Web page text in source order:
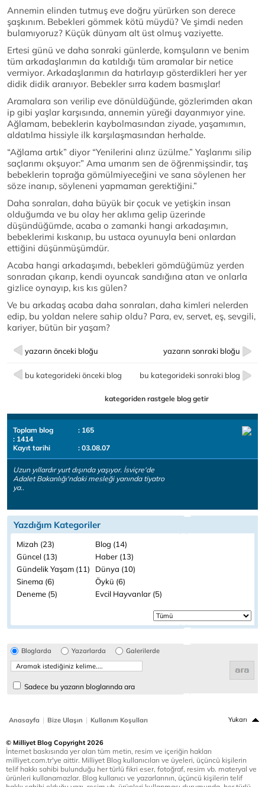
Annemin elinden tutmuş eve doğru yürürken son derece
şaşkınım. Bebekleri gömmek kötü müydü? Ve şimdi neden
bulamıyoruz? Küçük dünyam alt üst olmuş vaziyette.
Ertesi günü ve daha sonraki günlerde, komşuların ve benim
tüm arkadaşlarımın da katıldığı tüm aramalar bir netice
vermiyor. Arkadaşlarımın da hatırlayıp gösterdikleri her yer
didik didik aranıyor. Bebekler sırra kadem basmışlar!
Aramalara son verilip eve dönüldüğünde, gözlerimden akan
ip gibi yaşlar karşısında, annemin yüreği dayanmıyor yine.
Ağlamam, bebeklerin kaybolmasından ziyade, yaşamımın,
aldatılma hissiyle ilk karşılaşmasından herhalde.
“Ağlama artık” diyor “Yenilerini alırız üzülme.” Yaşlarımı silip
saçlarımı okşuyor:” Ama umarım sen de öğrenmişsindir, taş
bebeklerin toprağa gömülmiyeceğini ve sana söylenen her
söze inanıp, söyleneni yapmaman gerektiğini.”
Daha sonraları, daha büyük bir çocuk ve yetişkin insan
olduğumda ve bu olay her aklıma gelip üzerinde
düşündüğümde, acaba o zamanki hangi arkadaşımın,
bebeklerimi kıskanıp, bu ustaca oyunuyla beni onlardan
ettiğini düşünmüşümdür.
Acaba hangi arkadaşımdı, bebekleri gömdüğümüz yerden
sonradan çıkarıp, kendi oyuncak sandığına atan ve onlarla
gizlice oynayıp, kıs kıs gülen?
Ve bu arkadaş acaba daha sonraları, daha kimleri nelerden
edip, bu yoldan nelere sahip oldu? Para, ev, servet, eş, sevgili,
kariyer, bütün bir yaşam?
yazarın önceki bloğu yazarın sonraki bloğu
bu kategorideki önceki blog bu kategorideki sonraki blog
kategoriden rastgele blog getir
Toplam blog
: 165
: 1414
Kayıt tarihi
: 03.08.07
Uzun yıllardır yurt dışında yaşıyor. İsviçre'de
Adalet Bakanlığı'ndaki mesleği yanında tiyatro
ya..
Yazdığım Kategoriler
Mizah (23)
Blog (14)
Güncel (13)
Haber (13)
Gündelik Yaşam (11)
Dünya (10)
Sinema (6)
Öykü (6)
Deneme (5)
Evcil Hayvanlar (5)
Bloglarda Yazarlarda Galerilerde
Sadece bu yazarın bloglarında ara
Anasayfa | Bize Ulaşın | Kullanım Koşulları Yukarı
© Milliyet Blog Copyright 2026
İnternet baskısında yer alan tüm metin, resim ve içeriğin hakları
milliyet.com.tr'ye aittir. Milliyet Blog kullanıcıları ve üyeleri, üçüncü kişilerin
telif hakkı sahibi bulunduğu her türlü fikri eser, fotoğraf, resim vb. materyal ve
ürünleri kullanamazlar. Blog kullanıcı ve yazarlarının, üçüncü kişilerin telif